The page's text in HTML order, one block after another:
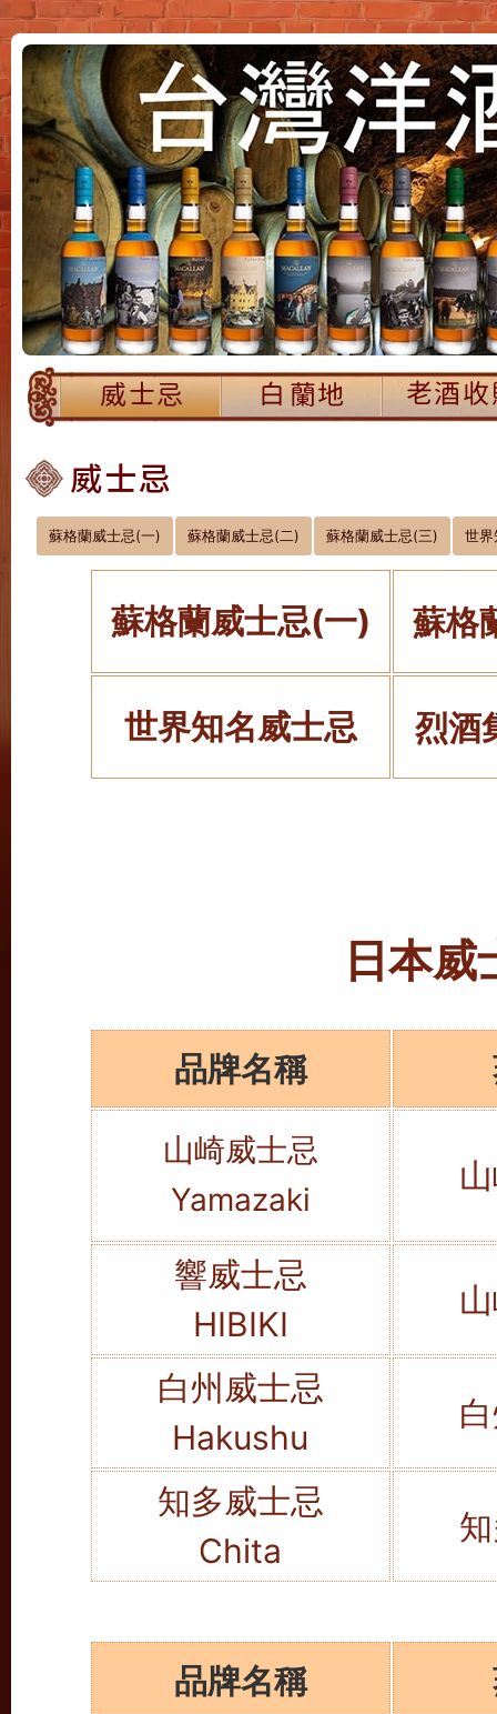
蘇格蘭威士忌(一) 蘇格蘭威士忌(二) 蘇格蘭威士忌(三) 世
蘇格蘭威士忌(一) 蘇格
世界知名威士忌 烈酒
日本
品牌名稱
山崎威士忌
Yamazaki
響威士忌
HIBIKI
白州威士忌
Hakushu
知多威士忌
Chita
品牌名稱